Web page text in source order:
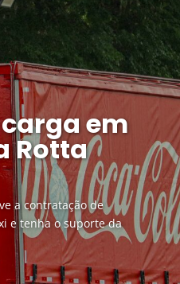
em
Rotta
a contratação de
e tenha o suporte da